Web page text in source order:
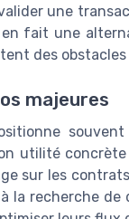
une
fait une
des obstacles
majeures
utilité
sur les
la recherche